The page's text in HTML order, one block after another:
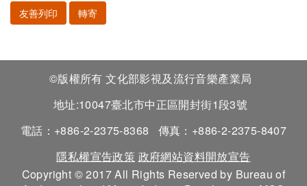
友善列印 轉寄
©版權所有 文化部影視及流行音樂產業局
地址:10047臺北市中正區開封街1段3號
電話：+886-2-2375-8368
傳真：+886-2-2375-8407
隱私權宣告政策 政府網站資料開放宣告
Copyright © 2017 All Rights Reserved by Bureau of